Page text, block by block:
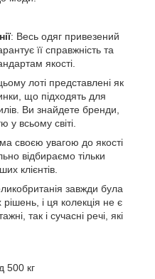
: Весь одяг привезений
її справжність та
якості.
лоті представлені як
що підходять для
Ви знайдете бренди,
у всьому світі.
своєю увагою до якості
відбираємо тільки
клієнтів.
завжди була
і ця колекція не є
так і сучасні речі, які
500 кг